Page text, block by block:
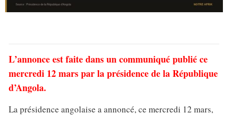
L’annonce est faite dans un communiqué publié ce
mercredi 12 mars par la présidence de la République
d’Angola.
La présidence angolaise a annoncé, ce mercredi 12 mars,